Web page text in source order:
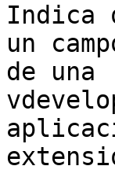
Indica
un
de